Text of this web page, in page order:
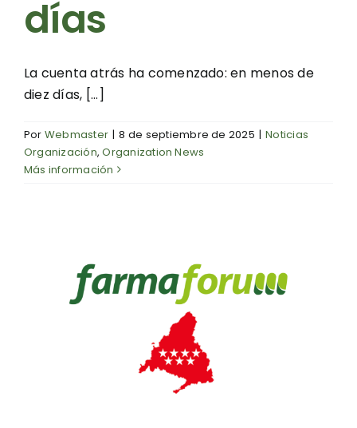
días
La cuenta atrás ha comenzado: en menos de
diez días, [...]
Por Webmaster | 8 de septiembre de 2025 | Noticias
Organización,Organization News
Más información